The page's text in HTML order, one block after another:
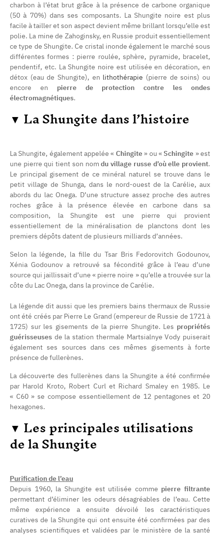
(8 avis)
(21 avis)
charbon à l’état brut grâce à la présence de carbone organique
(50 à 70%) dans ses composants. La Shungite noire est plus
facile à tailler et son aspect devient même brillant lorsqu’elle est
polie. La mine de Zahoginsky, en Russie produit essentiellement
ce type de Shungite. Ce cristal inonde également le marché sous
différentes formes : pierre roulée, sphère, pyramide, bracelet,
pendentif, etc. La Shungite noire est utilisée en décoration, en
détox (eau de Shungite), en lithothérapie (pierre de soins) ou
encore en pierre de protection contre les ondes
électromagnétiques.
▼La Shungite dans l’histoire
La Shungite, également appelée « Chingite » ou «Schingite » est
une pierre qui tient son nomdu village russe d’où elle provient.
Le principal gisement de ce minéral naturel se trouve dans le
petit village de Shunga, dans le nord-ouest de la Carélie, aux
abords du lac Onega. D’une structure assez proche des autres
roches grâce à la présence élevée en carbone dans sa
composition, la Shungite est une pierre qui provient
essentiellement de la minéralisation de planctons dont les
premiers dépôts datent de plusieurs milliards d’années.
Selon la légende, la fille du Tsar Bris Fedorovitch Godounov,
Xénia Godounov a retrouvé sa fécondité grâce à l’eau d’une
source qui jaillissait d’une « pierre noire » qu’elle a trouvée sur la
côte du Lac Onega, dans la province de Carélie.
La légende dit aussi que les premiers bains thermaux de Russie
ont été créés par Pierre Le Grand (empereur de Russie de 1721 à
1725) sur les gisements de la pierre Shungite. Les propriétés
guérisseuses de la station thermale Martsialnye Vody puiserait
également ses sources dans ces mêmes gisements à forte
présence de fullerènes.
La découverte des fullerènes dans la Shungite a été confirmée
par Harold Kroto, Robert Curl et Richard Smaley en 1985. Le
« C60 » se compose essentiellement de 12 pentagones et 20
hexagones.
▼Les principales utilisations
de la Shungite
Purification de l’eau
Depuis 1960, la Shungite est utilisée comme pierre filtrante
permettant d’éliminer les odeurs désagréables de l’eau. Cette
même expérience a ensuite dévoilé les caractéristiques
curatives de la Shungite qui ont ensuite été confirmées par des
analyses scientifiques et validées par le ministère de la santé